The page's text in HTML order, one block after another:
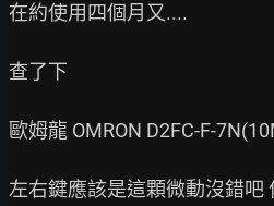
在約使用四個月又....
查了下
歐姆龍 OMRON D2FC-F-
左右鍵應該是這顆微動沒錯吧